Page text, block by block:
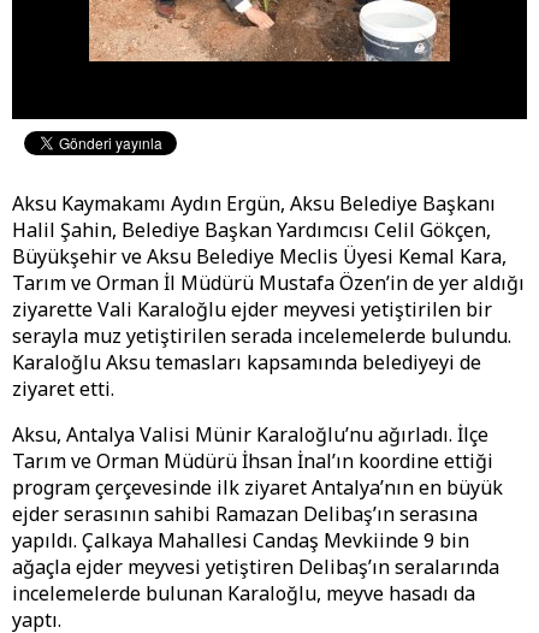
Aksu Kaymakamı Aydın Ergün, Aksu Belediye Başkanı
Halil Şahin, Belediye Başkan Yardımcısı Celil Gökçen,
Büyükşehir ve Aksu Belediye Meclis Üyesi Kemal Kara,
Tarım ve Orman İl Müdürü Mustafa Özen’in de yer aldığı
ziyarette Vali Karaloğlu ejder meyvesi yetiştirilen bir
serayla muz yetiştirilen serada incelemelerde bulundu.
Karaloğlu Aksu temasları kapsamında belediyeyi de
ziyaret etti.
Aksu, Antalya Valisi Münir Karaloğlu’nu ağırladı. İlçe
Tarım ve Orman Müdürü İhsan İnal’ın koordine ettiği
program çerçevesinde ilk ziyaret Antalya’nın en büyük
ejder serasının sahibi Ramazan Delibaş’ın serasına
yapıldı. Çalkaya Mahallesi Candaş Mevkiinde 9 bin
ağaçla ejder meyvesi yetiştiren Delibaş’ın seralarında
incelemelerde bulunan Karaloğlu, meyve hasadı da
yaptı.